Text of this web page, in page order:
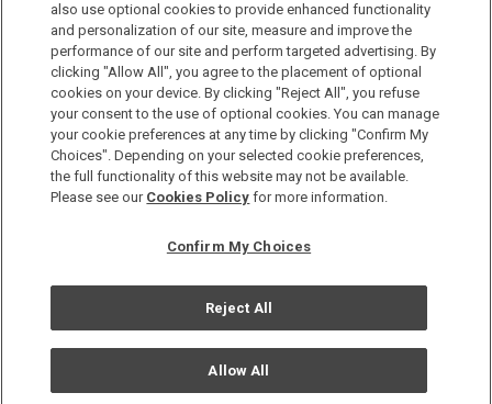
회원 가입은 이곳으로
Copyright © Okura Nikko Hotel Management Co., Ltd. All
Rights Reserved.
개인정보 보호방침
사이트 운영정책
also use optional cookies to provide enhanced functionality
and personalization of our site, measure and improve the
performance of our site and perform targeted advertising. By
clicking "Allow All", you agree to the placement of optional
cookies on your device. By clicking "Reject All", you refuse
your consent to the use of optional cookies. You can manage
your cookie preferences at any time by clicking "Confirm My
Choices". Depending on your selected cookie preferences,
the full functionality of this website may not be available.
Please see our Cookies Policy for more information.
Confirm My Choices
Reject All
Allow All